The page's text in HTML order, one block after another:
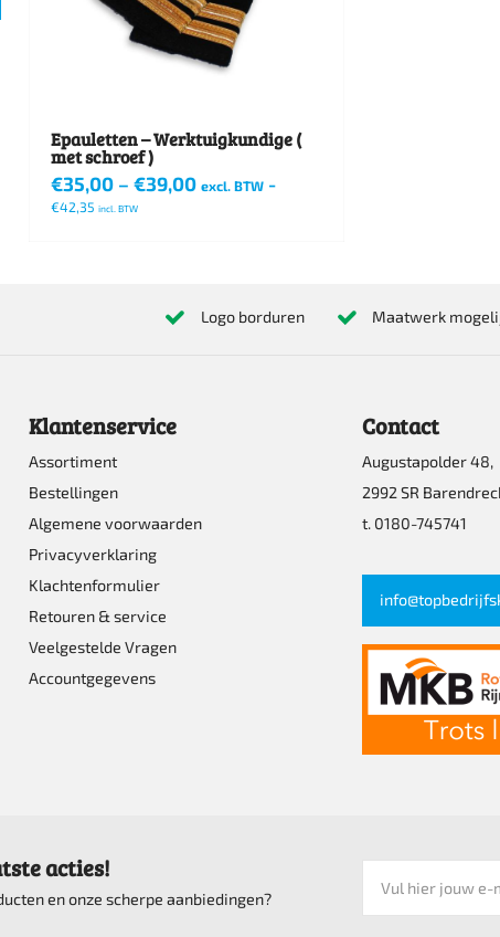
Epauletten – Werktuigkundige (
met schroef )
€35,00– €39,00 excl. BTW-
€42,35 incl. BTW
gekozen
worden
op
de
productpagina
Logo borduren Maatwerk
Klantenservice
Assortiment
Bestellingen
Algemene voorwaarden
Privacyverklaring
Klachtenformulier
Retouren & service
Veelgestelde Vragen
Accountgegevens
Contact
Augustapolder 48,
2992 SR
t. 0180-745741
acties!
en onze scherpe aanbiedingen?